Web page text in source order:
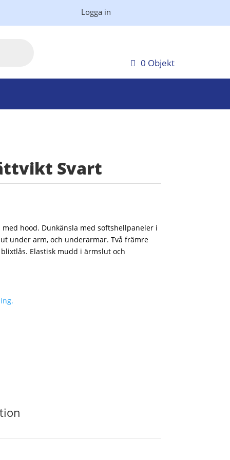
Logga in
0 Objekt
Svart
hood. Dunkänsla med softshellpaneler i
under arm, och underarmar. Två främre
Elastisk mudd i ärmslut och